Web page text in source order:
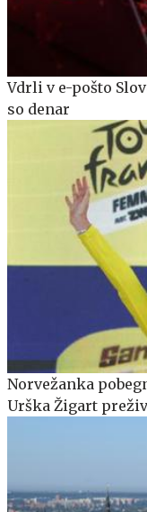
Vdrli v e-pošto
so denar
Norvežanka
Urška Žigart